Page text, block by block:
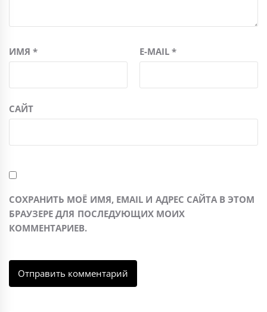
ИМЯ* E-MAIL*
САЙТ
СОХРАНИТЬ МОЁ ИМЯ, EMAIL И АДРЕС САЙТА В ЭТОМ
БРАУЗЕРЕ ДЛЯ ПОСЛЕДУЮЩИХ МОИХ
КОММЕНТАРИЕВ.